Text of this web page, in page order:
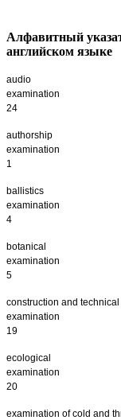
Алфавитный
английском языке
audio
24
authorship
1
ballistics
4
botanical
5
construction and technical
19
ecological
20
examination of cold and